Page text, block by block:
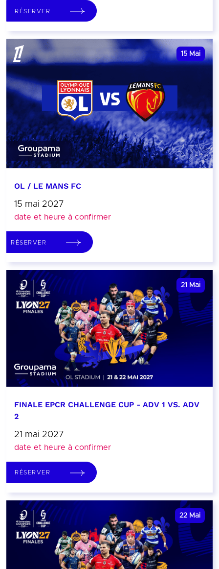
RÉSERVER
15 Mai
OL / LE MANS FC
15 mai 2027
date et heure à confirmer
RÉSERVER
21 Mai
FINALE EPCR CHALLENGE CUP - ADV 1 VS. ADV
2
21 mai 2027
date et heure à confirmer
RÉSERVER
22 Mai